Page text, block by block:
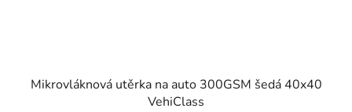
Mikrovláknová utěrka na auto 300GSM šedá 40x40
VehiClass